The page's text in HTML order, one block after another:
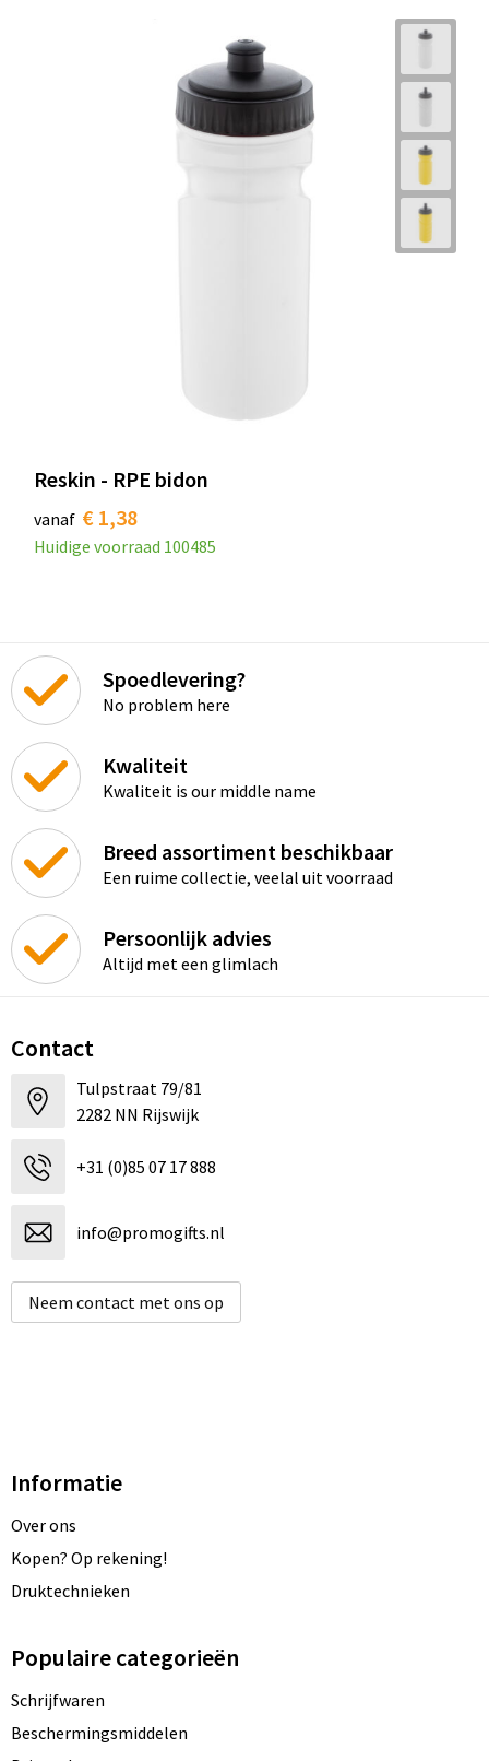
Reskin - RPE bidon
vanaf € 1,38
Huidige voorraad 100485
Spoedlevering?
No problem here
Kwaliteit
Kwaliteit is our middle name
Breed assortiment beschikbaar
Een ruime collectie, veelal uit voorraad
Persoonlijk advies
Altijd met een glimlach
Contact
Tulpstraat 79/81
2282 NN Rijswijk
+31 (0)85 07 17 888
info@promogifts.nl
Neem contact met ons op
Informatie
Over ons
Kopen? Op rekening!
Druktechnieken
Populaire categorieën
Schrijfwaren
Beschermingsmiddelen